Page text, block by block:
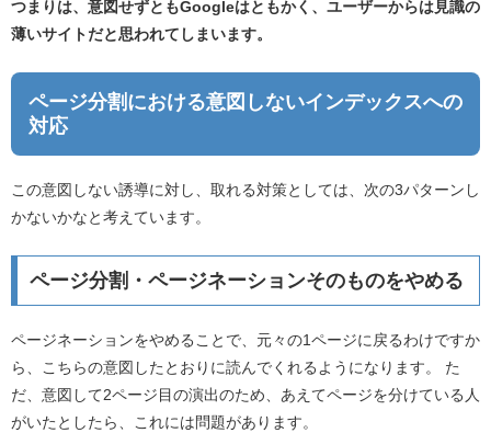
つまりは、意図せずともGoogleはともかく、ユーザーからは見識の
薄いサイトだと思われてしまいます。
ページ分割における意図しないインデックスへの
対応
この意図しない誘導に対し、取れる対策としては、次の3パターンし
かないかなと考えています。
ページ分割・ページネーションそのものをやめる
ページネーションをやめることで、元々の1ページに戻るわけですか
ら、こちらの意図したとおりに読んでくれるようになります。 た
だ、意図して2ページ目の演出のため、あえてページを分けている人
がいたとしたら、これには問題があります。